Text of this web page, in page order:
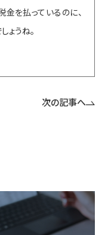
金を払っているのに、
ょうね。
次の記事へ